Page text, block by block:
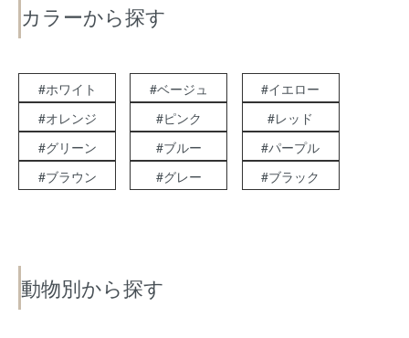
カラーから探す
#ホワイト #ベージュ
#イエロー
#オレンジ
#ピンク
#レッド
#グリーン
#ブルー
#パープル
#ブラウン
#グレー #ブラック
動物別から探す